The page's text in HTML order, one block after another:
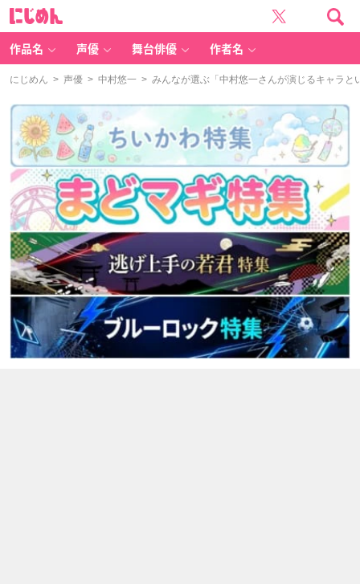
作品名 声優 舞台俳優 作者名
にじめん > 声優 > 中村悠一 > みんなが選ぶ「中村悠一さんが演じるキャラ